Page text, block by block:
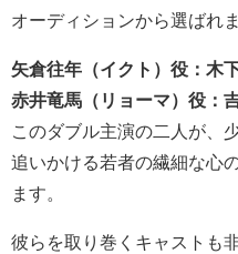
オーディションから選ばれ
矢倉往年（イクト）役：木
赤井竜馬（リョーマ）役：
このダブル主演の二人が、
追いかける若者の繊細な心
ます。
彼らを取り巻くキャストも